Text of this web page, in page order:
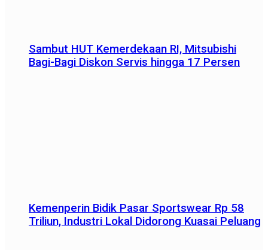
Sambut HUT Kemerdekaan RI, Mitsubishi
Bagi-Bagi Diskon Servis hingga 17 Persen
Kemenperin Bidik Pasar Sportswear Rp 58
Triliun, Industri Lokal Didorong Kuasai Peluang